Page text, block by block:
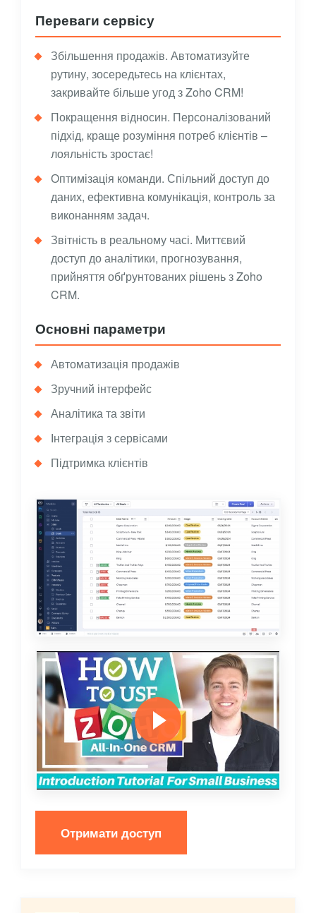
Переваги сервісу
Збільшення продажів. Автоматизуйте
рутину, зосередьтесь на клієнтах,
закривайте більше угод з Zoho CRM!
Покращення відносин. Персоналізований
підхід, краще розуміння потреб клієнтів –
лояльність зростає!
Оптимізація команди. Спільний доступ до
даних, ефективна комунікація, контроль за
виконанням задач.
Звітність в реальному часі. Миттєвий
доступ до аналітики, прогнозування,
прийняття обґрунтованих рішень з Zoho
CRM.
Основні параметри
Автоматизація продажів
Зручний інтерфейс
Аналітика та звіти
Інтеграція з сервісами
Підтримка клієнтів
Отримати доступ